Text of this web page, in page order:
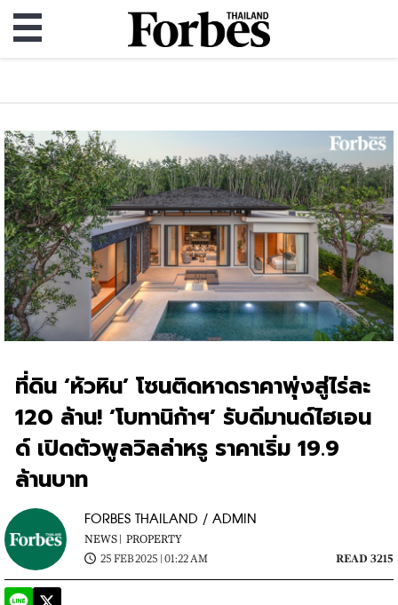
ที่ดิน ‘หัวหิน’ โซนติดหาดราคาพุ่งสู่ไร่ละ
120 ล้าน! ‘โบทานิก้าฯ’ รับดีมานด์ไฮเอน
ด์ เปิดตัวพูลวิลล่าหรู ราคาเริ่ม 19.9
ล้านบาท
FORBES THAILAND / ADMIN
NEWS | PROPERTY
25 FEB 2025 | 01:22 AM
READ 3215